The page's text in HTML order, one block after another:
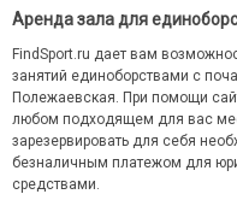
Аренда зала для
FindSport.ru дает вам
занятий единоборствами с
Полежаевская. При помощи
любом подходящем для вас
зарезервировать для себя
безналичным платежом для
средствами.